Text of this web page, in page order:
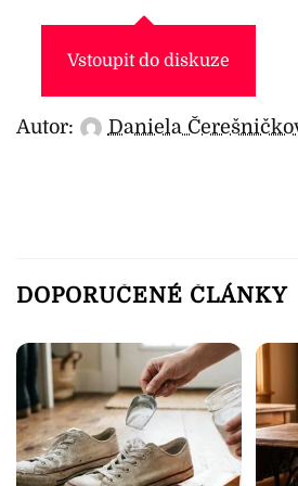
Vstoupit do diskuze
Autor: Daniela
DOPORUČENÉ ČLÁNKY